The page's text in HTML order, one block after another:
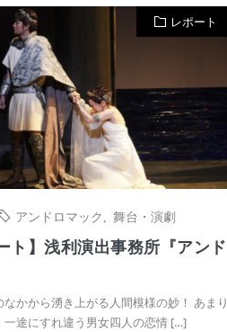
レポート
アンドロマック 舞台・演劇
ト】浅利演出事務所『アンド
かから湧き上がる人間模様の妙！ あまり
一途にすれ違う男女四人の恋情 […]